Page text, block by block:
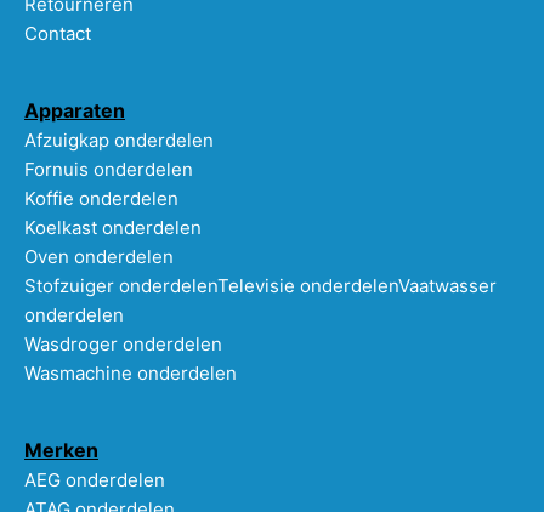
Contact
Apparaten
Afzuigkap onderdelen
Fornuis onderdelen
Koffie onderdelen
Koelkast onderdelen
Oven onderdelen
Stofzuiger onderdelenTelevisie onderdelenVaatwasser
onderdelen
Wasdroger onderdelen
Wasmachine onderdelen
Merken
AEG onderdelen